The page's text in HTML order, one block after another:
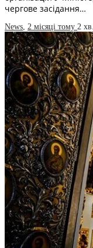
чергове засідання…
News 2 місяці тому 2 хв.